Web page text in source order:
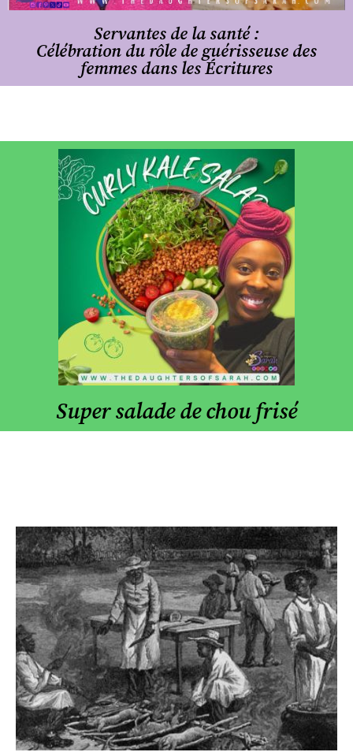
Servantes de la santé :
Célébration du rôle de guérisseuse des
femmes dans les Écritures
Super salade de chou frisé